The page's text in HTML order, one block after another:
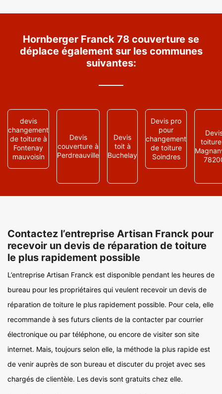
Hornberger Franck 78 couverture se
déplace également sur les communes
suivantes:
devis
changement
de toiture à
Fontenay
mauvoisin
Devis
couverture à
Perdreauville
Devis
toit à
Buchelay
Devis pro
pour
changement
de toiture
Soindres
Contactez l’entreprise Artisan Franck pour
recevoir un devis de réparation de toiture
le plus rapidement possible
L’entreprise Artisan Franck est disponible pendant les heures de
bureau pour les propriétaires qui veulent recevoir un devis de
réparation de toiture le plus rapidement possible. Pour cela, elle
recommande à ses futurs clients de la contacter par courrier
électronique ou par téléphone, ou encore de visiter son site
internet. Mais, toujours selon elle, la méthode la plus rapide est
de venir auprès de son bureau et discuter du projet avec ses
chargés de clientèle. Les devis sont gratuits chez elle.